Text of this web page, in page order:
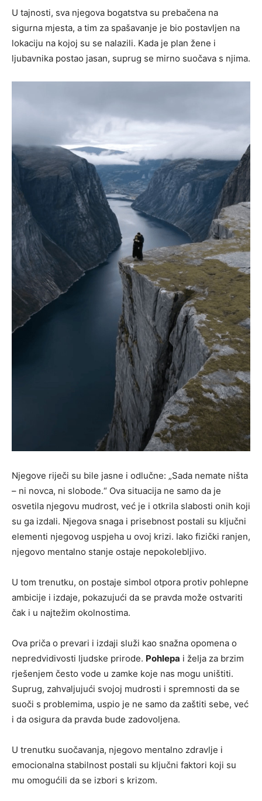
U tajnosti, sva njegova bogatstva su prebačena na
sigurna mjesta, a tim za spašavanje je bio postavljen na
lokaciju na kojoj su se nalazili. Kada je plan žene i
ljubavnika postao jasan, suprug se mirno suočava s njima.
Njegove riječi su bile jasne i odlučne: „Sada nemate ništa
– ni novca, ni slobode.“ Ova situacija ne samo da je
osvetila njegovu mudrost, već je i otkrila slabosti onih koji
su ga izdali. Njegova snaga i prisebnost postali su ključni
elementi njegovog uspjeha u ovoj krizi. Iako fizički ranjen,
njegovo mentalno stanje ostaje nepokolebljivo.
U tom trenutku, on postaje simbol otpora protiv pohlepne
ambicije i izdaje, pokazujući da se pravda može ostvariti
čak i u najtežim okolnostima.
Ova priča o prevari i izdaji služi kao snažna opomena o
nepredvidivosti ljudske prirode. Pohlepa i želja za brzim
rješenjem često vode u zamke koje nas mogu uništiti.
Suprug, zahvaljujući svojoj mudrosti i spremnosti da se
suoči s problemima, uspio je ne samo da zaštiti sebe, već
i da osigura da pravda bude zadovoljena.
U trenutku suočavanja, njegovo mentalno zdravlje i
emocionalna stabilnost postali su ključni faktori koji su
mu omogućili da se izbori s krizom.